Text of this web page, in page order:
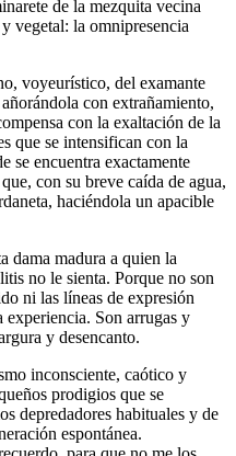
de la mezquita vecina
vegetal: la omnipresencia
voyeurístico, del examante
con extrañamiento,
con la exaltación de la
que se intensifican con la
se encuentra exactamente
con su breve caída de agua,
haciéndola un apacible
dama madura a quien la
no le sienta. Porque no son
ni las líneas de expresión
Son arrugas y
y desencanto.
inconsciente, caótico y
prodigios que se
depredadores habituales y de
espontánea.